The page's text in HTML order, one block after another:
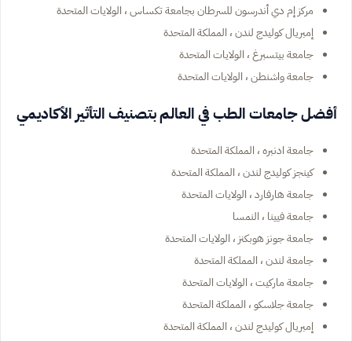
مركز إم دي أندرسون للسرطان بجامعة تكساس ، الولايات المتحدة
إمبريال كوليدج لندن ، المملكة المتحدة
جامعة بيتسبرغ ، الولايات المتحدة
جامعة واشنطن ، الولايات المتحدة
أفضل جامعات الطب في العالم بتصنيف التأثير الأكاديمي
جامعة ادنبره ، المملكة المتحدة
كينجز كوليدج لندن ، المملكة المتحدة
جامعة هارفارد ، الولايات المتحدة
جامعة فيينا ، النمسا
جامعة جونز هوبكنز ، الولايات المتحدة
جامعة لندن ، المملكة المتحدة
جامعة ماركيت ، الولايات المتحدة
جامعة جلاسكو ، المملكة المتحدة
إمبريال كوليدج لندن ، المملكة المتحدة